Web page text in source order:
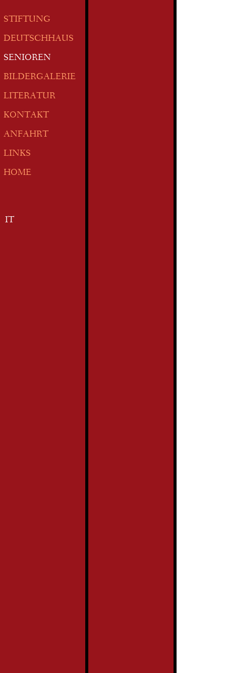
STIFTUNG
DEUTSCHHAUS
SENIOREN
BILDERGALERIE
LITERATUR
KONTAKT
ANFAHRT
LINKS
HOME
IT